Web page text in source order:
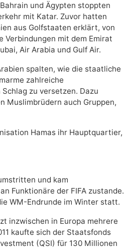
und Ägypten stoppten
mit Katar. Zuvor hatten
aus Golfstaaten erklärt, von
Verbindungen mit dem Emirat
Air Arabia und Gulf Air.
spalten, wie die staatliche
zahlreiche
zu versetzen. Dazu
Muslimbrüdern auch Gruppen,
Hamas ihr Hauptquartier,
und kam
Funktionäre der FIFA zustande.
WM-Endrunde im Winter statt.
inzwischen in Europa mehrere
kaufte sich der Staatsfonds
(QSI) für 130 Millionen